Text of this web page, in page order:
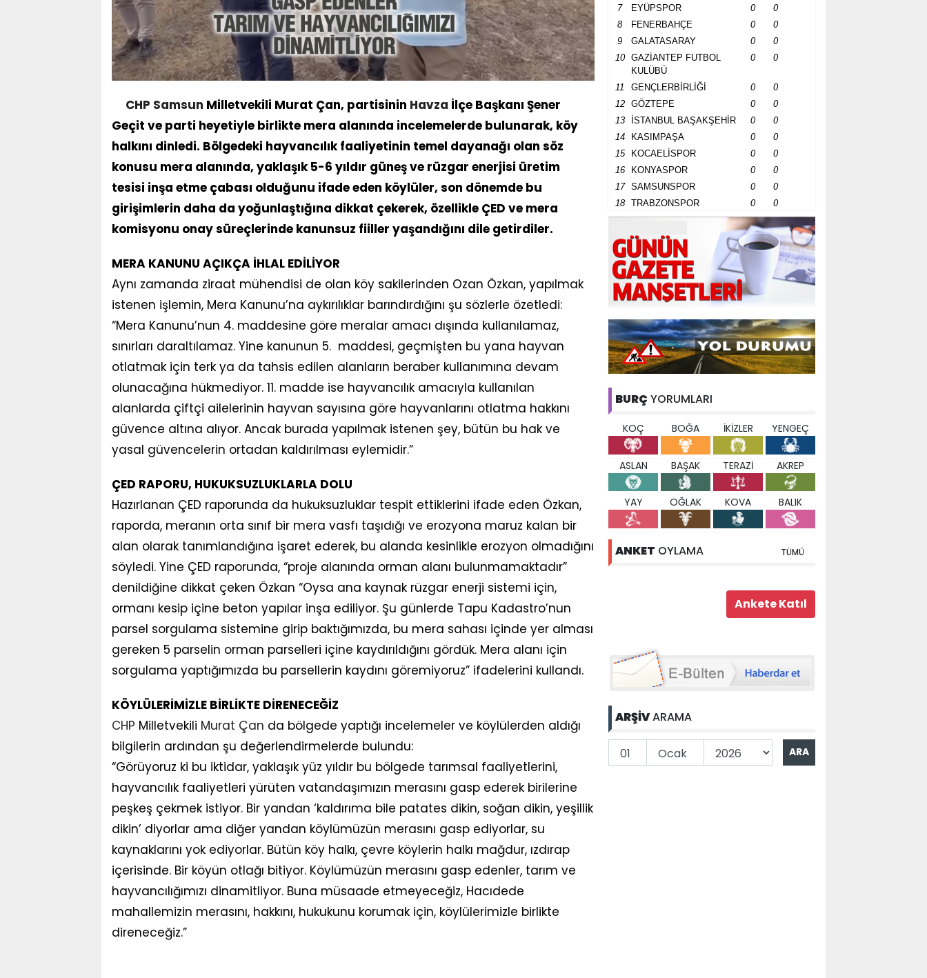
CHP Samsun Milletvekili Murat Çan, partisinin Havza İlçe Başkanı Şener
Geçit ve parti heyetiyle birlikte mera alanında incelemelerde bulunarak, köy
halkını dinledi. Bölgedeki hayvancılık faaliyetinin temel dayanağı olan söz
konusu mera alanında, yaklaşık 5-6 yıldır güneş ve rüzgar enerjisi üretim
tesisi inşa etme çabası olduğunu ifade eden köylüler, son dönemde bu
girişimlerin daha da yoğunlaştığına dikkat çekerek, özellikle ÇED ve mera
komisyonu onay süreçlerinde kanunsuz fiiller yaşandığını dile getirdiler.
MERA KANUNU AÇIKÇA İHLAL EDİLİYOR
Aynı zamanda ziraat mühendisi de olan köy sakilerinden Ozan Özkan, yapılmak
istenen işlemin, Mera Kanunu’na aykırılıklar barındırdığını şu sözlerle özetledi:
“Mera Kanunu’nun 4. maddesine göre meralar amacı dışında kullanılamaz,
sınırları daraltılamaz. Yine kanunun 5. maddesi, geçmişten bu yana hayvan
otlatmak için terk ya da tahsis edilen alanların beraber kullanımına devam
olunacağına hükmediyor. 11. madde ise hayvancılık amacıyla kullanılan
alanlarda çiftçi ailelerinin hayvan sayısına göre hayvanlarını otlatma hakkını
güvence altına alıyor. Ancak burada yapılmak istenen şey, bütün bu hak ve
yasal güvencelerin ortadan kaldırılması eylemidir.”
ÇED RAPORU, HUKUKSUZLUKLARLA DOLU
Hazırlanan ÇED raporunda da hukuksuzluklar tespit ettiklerini ifade eden Özkan,
raporda, meranın orta sınıf bir mera vasfı taşıdığı ve erozyona maruz kalan bir
alan olarak tanımlandığına işaret ederek, bu alanda kesinlikle erozyon olmadığını
söyledi. Yine ÇED raporunda, “proje alanında orman alanı bulunmamaktadır”
denildiğine dikkat çeken Özkan “Oysa ana kaynak rüzgar enerji sistemi için,
ormanı kesip içine beton yapılar inşa ediliyor. Şu günlerde Tapu Kadastro’nun
parsel sorgulama sistemine girip baktığımızda, bu mera sahası içinde yer alması
gereken 5 parselin orman parselleri içine kaydırıldığını gördük. Mera alanı için
sorgulama yaptığımızda bu parsellerin kaydını göremiyoruz” ifadelerini kullandı.
KÖYLÜLERİMİZLE BİRLİKTE DİRENECEĞİZ
CHP Milletvekili Murat Çan da bölgede yaptığı incelemeler ve köylülerden aldığı
bilgilerin ardından şu değerlendirmelerde bulundu:
“Görüyoruz ki bu iktidar, yaklaşık yüz yıldır bu bölgede tarımsal faaliyetlerini,
hayvancılık faaliyetleri yürüten vatandaşımızın merasını gasp ederek birilerine
peşkeş çekmek istiyor. Bir yandan ‘kaldırıma bile patates dikin, soğan dikin, yeşillik
dikin’ diyorlar ama diğer yandan köylümüzün merasını gasp ediyorlar, su
kaynaklarını yok ediyorlar. Bütün köy halkı, çevre köylerin halkı mağdur, ızdırap
içerisinde. Bir köyün otlağı bitiyor. Köylümüzün merasını gasp edenler, tarım ve
hayvancılığımızı dinamitliyor. Buna müsaade etmeyeceğiz, Hacıdede
mahallemizin merasını, hakkını, hukukunu korumak için, köylülerimizle birlikte
direneceğiz.”
7
EYÜPSPOR 0
0
8
FENERBAHÇE 0
0
9
GALATASARAY 0
0
10
GAZİANTEP FUTBOL
KULÜBÜ
0 0
11 GENÇLERBİRLİĞİ 0
0
12
GÖZTEPE 0
0
13
İSTANBUL BAŞAKŞEHİR 0
0
14
KASIMPAŞA 0
0
15
KOCAELİSPOR 0
0
16
KONYASPOR 0
0
17
SAMSUNSPOR 0
0
18
TRABZONSPOR 0 0
BURÇ YORUMLARI
KOÇ BOĞA İKİZLER YENGEÇ
ASLAN BAŞAK TERAZİ AKREP
YAY OĞLAK KOVA BALIK
ANKET OYLAMA TÜMÜ
ARŞİVARAMA